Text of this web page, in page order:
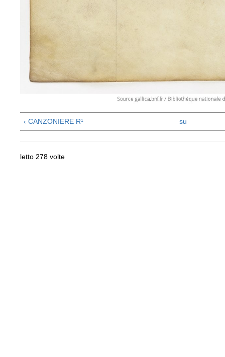
‹ CANZONIERE R¹ su
letto 278 volte